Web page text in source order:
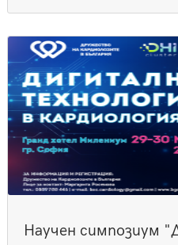
Научен симпозиум